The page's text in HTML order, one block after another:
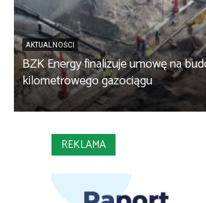
AKTUALNOŚCI
BZK Energy finalizuje umowę na
kilometrowego gazociągu
REKLAMA